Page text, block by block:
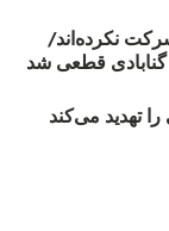
شرکت نکرده‌اند/
تهدید می‌کند